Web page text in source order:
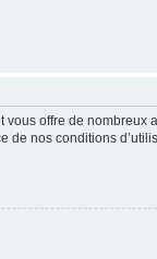
offre de
de nos conditions